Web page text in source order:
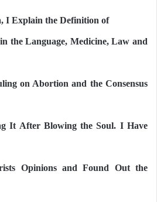
I Explain the Definition of
the Language, Medicine, Law and
on Abortion and the Consensus
It After Blowing the Soul. I Have
Opinions and Found Out the